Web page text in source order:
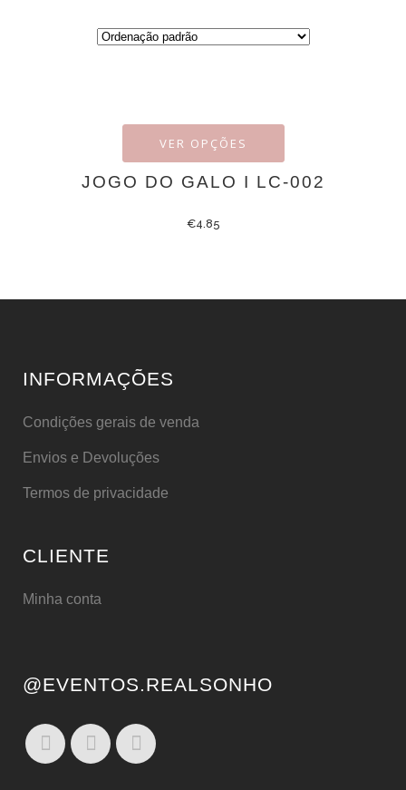
VER OPÇÕES
JOGO DO GALO I LC-002
€4.85
INFORMAÇÕES
Condições gerais de venda
Envios e Devoluções
Termos de privacidade
CLIENTE
Minha conta
@EVENTOS.REALSONHO